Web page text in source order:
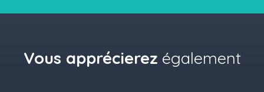
Vous apprécierez également